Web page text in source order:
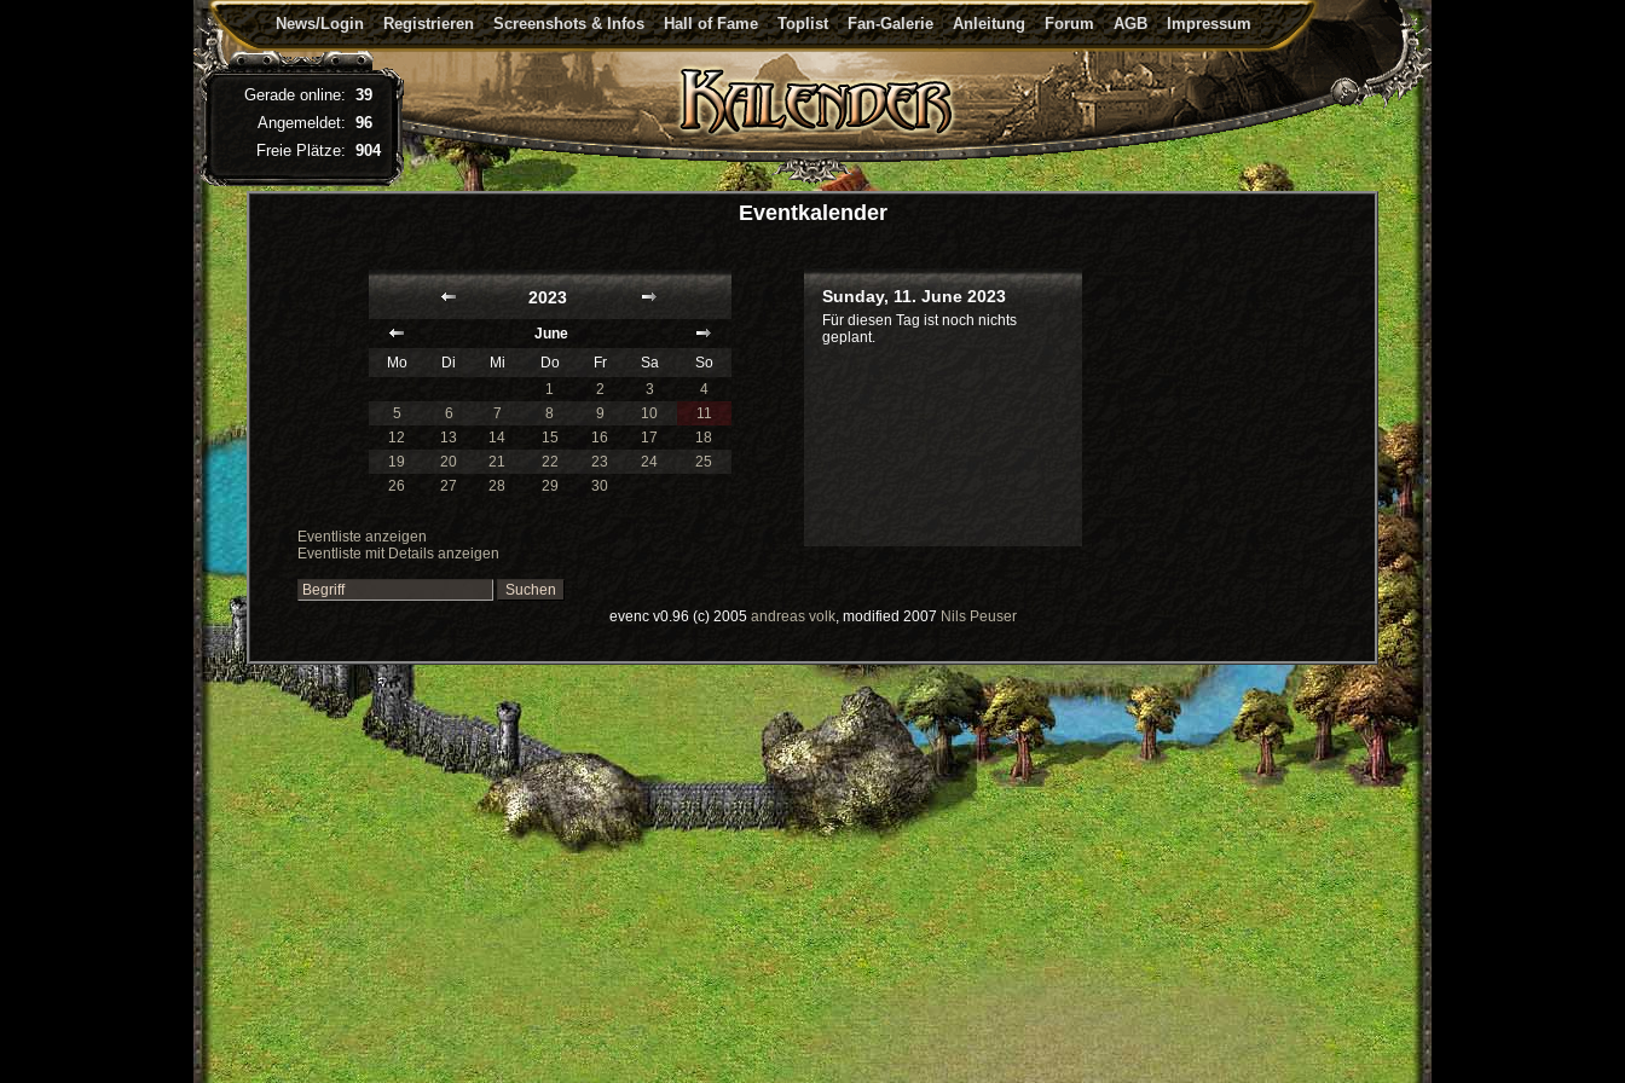
News/Login Registrieren Screenshots & Infos Hall of Fame Toplist Fan-Galerie Anleitung Forum AGB Impressum
Eventkalender
2023
June
Mo
Di Mi Do Fr Sa
So
1
2 3
4
5
6 7 8 9 10
11
12
13 14 15 16 17
18
19
20 21 22 23 24
25
26
27 28 29 30
Eventliste anzeigen
Eventliste mit Details anzeigen
Sunday, 11. June 2023
Für diesen Tag ist noch nichts
geplant.
evenc v0.96 (c) 2005 andreas volk, modified 2007 Nils Peuser
Gerade online: 39
Angemeldet: 96
Freie Plätze: 904